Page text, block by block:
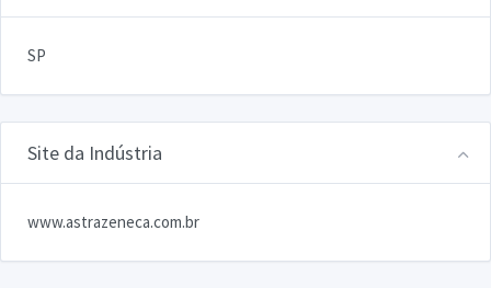
SP
Site da Indústria
www.astrazeneca.com.br